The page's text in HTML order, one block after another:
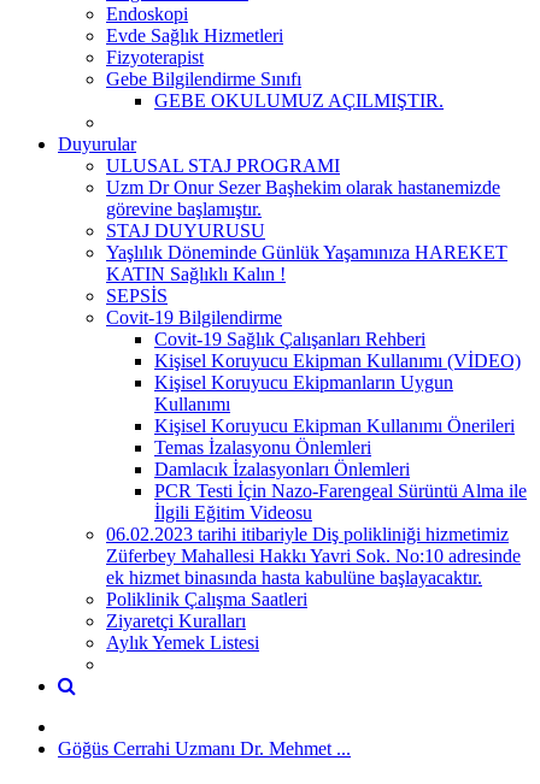
Endoskopi
Evde Sağlık Hizmetleri
Fizyoterapist
Gebe Bilgilendirme Sınıfı
GEBE OKULUMUZ AÇILMIŞTIR.
Duyurular
ULUSAL STAJ PROGRAMI
Uzm Dr Onur Sezer Başhekim olarak hastanemizde
görevine başlamıştır.
STAJ DUYURUSU
Yaşlılık Döneminde Günlük Yaşamınıza HAREKET
KATIN Sağlıklı Kalın !
SEPSİS
Covit-19 Bilgilendirme
Covit-19 Sağlık Çalışanları Rehberi
Kişisel Koruyucu Ekipman Kullanımı (VİDEO)
Kişisel Koruyucu Ekipmanların Uygun
Kullanımı
Kişisel Koruyucu Ekipman Kullanımı Önerileri
Temas İzalasyonu Önlemleri
Damlacık İzalasyonları Önlemleri
PCR Testi İçin Nazo-Farengeal Sürüntü Alma ile
İlgili Eğitim Videosu
06.02.2023 tarihi itibariyle Diş polikliniği hizmetimiz
Züferbey Mahallesi Hakkı Yavri Sok. No:10 adresinde
ek hizmet binasında hasta kabulüne başlayacaktır.
Poliklinik Çalışma Saatleri
Ziyaretçi Kuralları
Aylık Yemek Listesi
Göğüs Cerrahi Uzmanı Dr. Mehmet ...